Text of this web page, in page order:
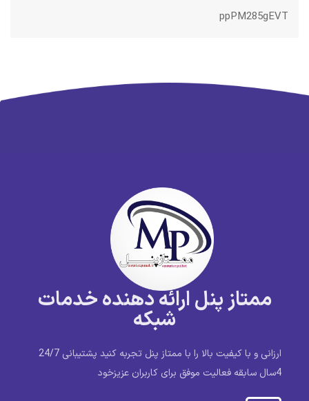
ppPM285gEVT
ممتاز پنل ارائه دهنده خدمات
شبکه
ارزانی و با کیفیت بالا را با ممتاز پنل تجربه کنید پشتیبانی 24/7
4سال سابقه فعالیت موفق برای کاربران عزیزخود